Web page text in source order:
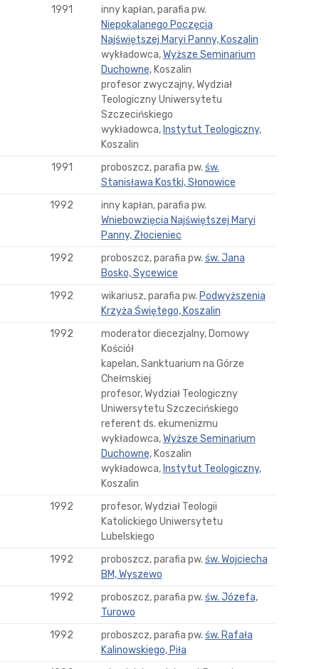
1991
inny kapłan, parafia pw.
Niepokalanego Poczęcia
Najświętszej Maryi Panny, Koszalin
wykładowca,Wyższe Seminarium
Duchowne, Koszalin
profesor zwyczajny, Wydział
Teologiczny Uniwersytetu
Szczecińskiego
wykładowca, Instytut Teologiczny,
Koszalin
1991 proboszcz, parafia pw. św.
Stanisława Kostki, Słonowice
1992
inny kapłan, parafia pw.
Wniebowzięcia Najświętszej Maryi
Panny, Złocieniec
1992 proboszcz, parafia pw. św. Jana
Bosko, Sycewice
1992 wikariusz, parafia pw. Podwyższenia
Krzyża Świętego, Koszalin
1992
moderator diecezjalny, Domowy
Kościół
kapelan, Sanktuarium na Górze
Chełmskiej
profesor, Wydział Teologiczny
Uniwersytetu Szczecińskiego
referent ds. ekumenizmu
wykładowca,Wyższe Seminarium
Duchowne, Koszalin
wykładowca, Instytut Teologiczny,
Koszalin
1992
profesor, Wydział Teologii
Katolickiego Uniwersytetu
Lubelskiego
1992 proboszcz, parafia pw. św. Wojciecha
BM, Wyszewo
1992 proboszcz, parafia pw. św. Józefa,
Turowo
1992 proboszcz, parafia pw. św. Rafała
Kalinowskiego, Piła